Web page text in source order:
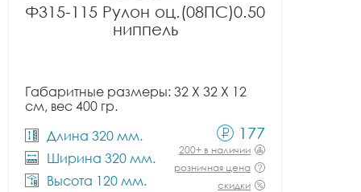
Ф315-115 Рулон оц.(08ПС)0.50
ниппель
Габаритные размеры: 32 X 32 X 12
см, вес 400 гр.
Длина 320 мм.
Ширина 320 мм.
Высота 120 мм.
177
200+ в наличии
розничная цена
скидки